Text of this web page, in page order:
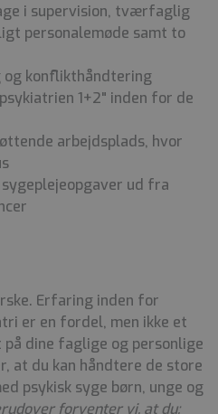
i supervision, tværfaglig
personalemøde samt to
og konflikthåndtering
1+2" inden for de
arbejdsplads, hvor
ud fra
Erfaring inden for
er en fordel, men ikke et
dine faglige og personlige
at du kan håndtere de store
psykisk syge børn, unge og
forventer vi, at du: